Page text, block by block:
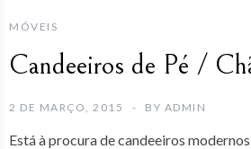
MÓVEIS
Candeeiros de Pé /
2 DE MARÇO, 2015 BY ADMIN
Está à procura de candeeiros